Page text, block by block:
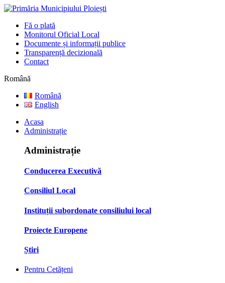
Fă o plată
Monitorul Oficial Local
Documente și informații publice
Transparență decizională
Contact
Română
Română
English
Acasa
Administrație
Administrație
Conducerea Executivă
Consiliul Local
Instituții subordonate consiliului local
Proiecte Europene
Știri
Pentru Cetățeni